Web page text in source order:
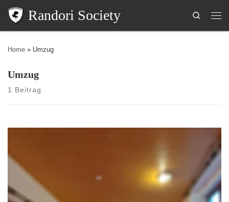
Randori Society Search
Home » Umzug
Umzug
1 Beitrag